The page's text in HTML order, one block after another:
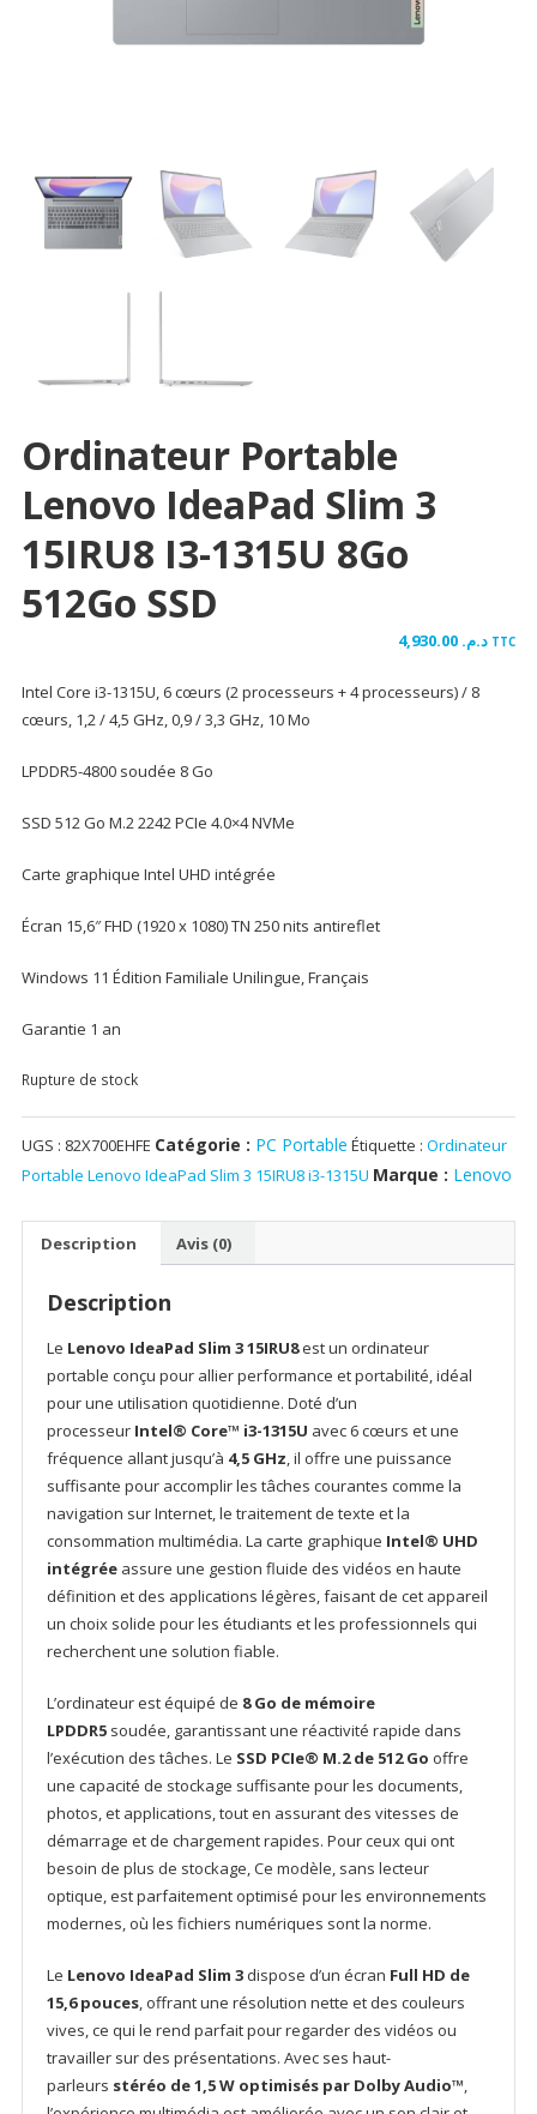
Ordinateur Portable
Lenovo IdeaPad Slim 3
15IRU8 I3-1315U 8Go
512Go SSD
د.م. TTC
Intel Core i3-1315U, 6 cœurs (2 processeurs + 4 processeurs) / 8
cœurs, 1,2 / 4,5 GHz, 0,9 / 3,3 GHz, 10 Mo
LPDDR5-4800 soudée 8 Go
SSD 512 Go M.2 2242 PCIe 4.0×4 NVMe
Carte graphique Intel UHD intégrée
Écran 15,6″ FHD (1920 x 1080) TN 250 nits antireflet
Windows 11 Édition Familiale Unilingue, Français
Garantie 1 an
Rupture de stock
UGS : 82X700EHFE Catégorie : PC Portable Étiquette : Ordinateur
Portable Lenovo IdeaPad Slim 3 15IRU8 i3-1315U Marque : Lenovo
Description Avis (0)
Description
Le Lenovo IdeaPad Slim 3 15IRU8est un ordinateur
portable conçu pour allier performance et portabilité, idéal
pour une utilisation quotidienne. Doté d’un
processeur Intel® Core™ i3-1315U avec 6 cœurs et une
fréquence allant jusqu’à 4,5 GHz, il offre une puissance
suffisante pour accomplir les tâches courantes comme la
navigation sur Internet, le traitement de texte et la
consommation multimédia. La carte graphique Intel® UHD
intégréeassure une gestion fluide des vidéos en haute
définition et des applications légères, faisant de cet appareil
un choix solide pour les étudiants et les professionnels qui
recherchent une solution fiable.
L’ordinateur est équipé de 8 Go de mémoire
LPDDR5soudée, garantissant une réactivité rapide dans
l’exécution des tâches. Le SSD PCIe® M.2 de 512 Go offre
une capacité de stockage suffisante pour les documents,
photos, et applications, tout en assurant des vitesses de
démarrage et de chargement rapides. Pour ceux qui ont
besoin de plus de stockage, Ce modèle, sans lecteur
optique, est parfaitement optimisé pour les environnements
modernes, où les fichiers numériques sont la norme.
Le Lenovo IdeaPad Slim 3dispose d’un écran Full HD de
15,6 pouces, offrant une résolution nette et des couleurs
vives, ce qui le rend parfait pour regarder des vidéos ou
travailler sur des présentations. Avec ses haut-
parleurs stéréo de 1,5 W optimisés par Dolby Audio™,